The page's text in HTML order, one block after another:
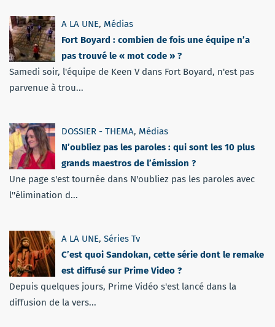
A LA UNE, Médias
Fort Boyard : combien de fois une équipe n’a
pas trouvé le « mot code » ?
Samedi soir, l'équipe de Keen V dans Fort Boyard, n'est pas
parvenue à trou...
DOSSIER - THEMA, Médias
N’oubliez pas les paroles : qui sont les 10 plus
grands maestros de l’émission ?
Une page s'est tournée dans N'oubliez pas les paroles avec
l''élimination d...
A LA UNE, Séries Tv
C’est quoi Sandokan, cette série dont le remake
est diffusé sur Prime Video ?
Depuis quelques jours, Prime Vidéo s'est lancé dans la
diffusion de la vers...